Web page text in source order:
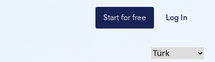
Start for free Log In